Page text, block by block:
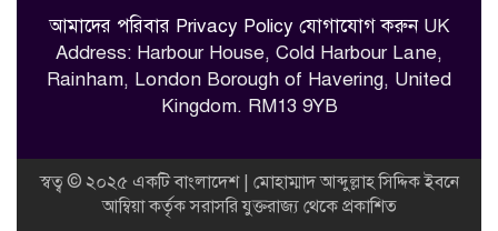
আমাদের পরিবার Privacy Policy যোগাযোগ করুনUK
Address: Harbour House, Cold Harbour Lane,
Rainham, London Borough of Havering, United
Kingdom. RM13 9YB
স্বত্ব © ২০২৫ একটি বাংলাদেশ | মোহাম্মাদ আব্দুল্লাহ সিদ্দিক ইবনে
আম্বিয়া কর্তৃক সরাসরি যুক্তরাজ্য থেকে প্রকাশিত